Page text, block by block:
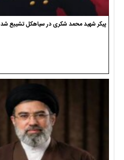
پیکر شهید محمد شکری در سیاهکل تشییع شد